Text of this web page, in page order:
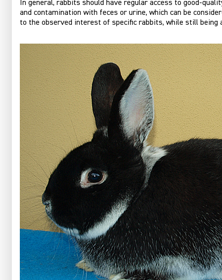
In general, rabbits should have regular access to good-
and contamination with feces or urine, which can be
to the observed interest of specific rabbits, while still being